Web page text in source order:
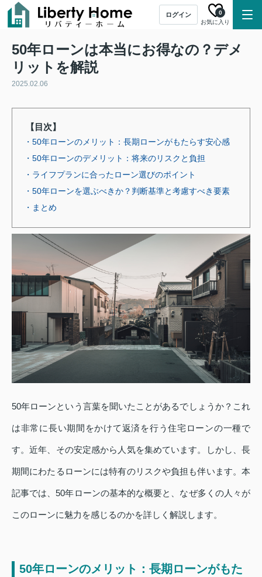
ログイン
お気に入り
0
50年ローンは本当にお得なの？デメ
リットを解説
2025.02.06
【目次】
・50年ローンのメリット：長期ローンがもたらす安心感
・50年ローンのデメリット：将来のリスクと負担
・ライフプランに合ったローン選びのポイント
・50年ローンを選ぶべきか？判断基準と考慮すべき要素
・まとめ
50年ローンという言葉を聞いたことがあるでしょうか？これ
は非常に長い期間をかけて返済を行う住宅ローンの一種で
す。近年、その安定感から人気を集めています。しかし、長
期間にわたるローンには特有のリスクや負担も伴います。本
記事では、50年ローンの基本的な概要と、なぜ多くの人々が
このローンに魅力を感じるのかを詳しく解説します。
50年ローンのメリット：長期ローンがもた